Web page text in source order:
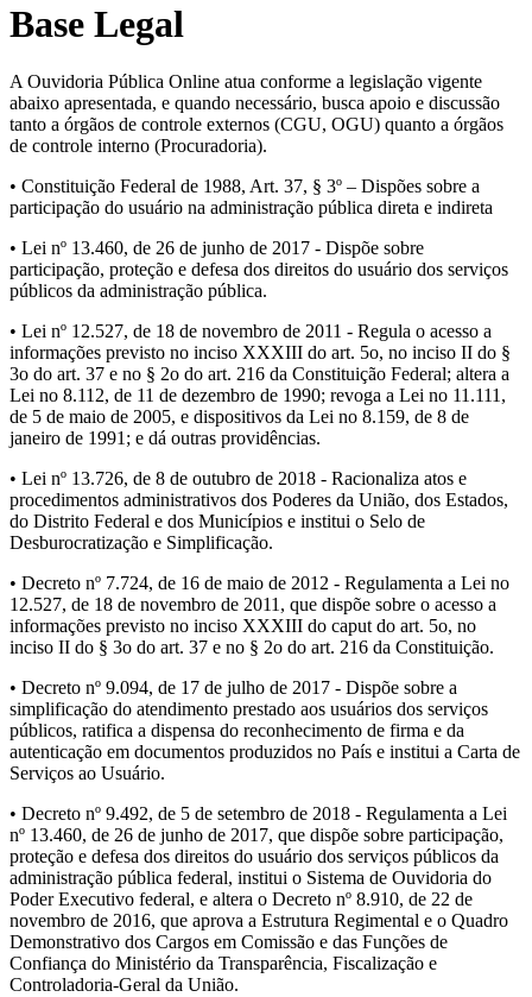
Base Legal
A Ouvidoria Pública Online atua conforme a legislação vigente
abaixo apresentada, e quando necessário, busca apoio e discussão
tanto a órgãos de controle externos (CGU, OGU) quanto a órgãos
de controle interno (Procuradoria).
• Constituição Federal de 1988, Art. 37, § 3º – Dispões sobre a
participação do usuário na administração pública direta e indireta
• Lei nº 13.460, de 26 de junho de 2017 - Dispõe sobre
participação, proteção e defesa dos direitos do usuário dos serviços
públicos da administração pública.
• Lei nº 12.527, de 18 de novembro de 2011 - Regula o acesso a
informações previsto no inciso XXXIII do art. 5o, no inciso II do §
3o do art. 37 e no § 2o do art. 216 da Constituição Federal; altera a
Lei no 8.112, de 11 de dezembro de 1990; revoga a Lei no 11.111,
de 5 de maio de 2005, e dispositivos da Lei no 8.159, de 8 de
janeiro de 1991; e dá outras providências.
• Lei nº 13.726, de 8 de outubro de 2018 - Racionaliza atos e
procedimentos administrativos dos Poderes da União, dos Estados,
do Distrito Federal e dos Municípios e institui o Selo de
Desburocratização e Simplificação.
• Decreto nº 7.724, de 16 de maio de 2012 - Regulamenta a Lei no
12.527, de 18 de novembro de 2011, que dispõe sobre o acesso a
informações previsto no inciso XXXIII do caput do art. 5o, no
inciso II do § 3o do art. 37 e no § 2o do art. 216 da Constituição.
• Decreto nº 9.094, de 17 de julho de 2017 - Dispõe sobre a
simplificação do atendimento prestado aos usuários dos serviços
públicos, ratifica a dispensa do reconhecimento de firma e da
autenticação em documentos produzidos no País e institui a Carta de
Serviços ao Usuário.
• Decreto nº 9.492, de 5 de setembro de 2018 - Regulamenta a Lei
nº 13.460, de 26 de junho de 2017, que dispõe sobre participação,
proteção e defesa dos direitos do usuário dos serviços públicos da
administração pública federal, institui o Sistema de Ouvidoria do
Poder Executivo federal, e altera o Decreto nº 8.910, de 22 de
novembro de 2016, que aprova a Estrutura Regimental e o Quadro
Demonstrativo dos Cargos em Comissão e das Funções de
Confiança do Ministério da Transparência, Fiscalização e
Controladoria-Geral da União.